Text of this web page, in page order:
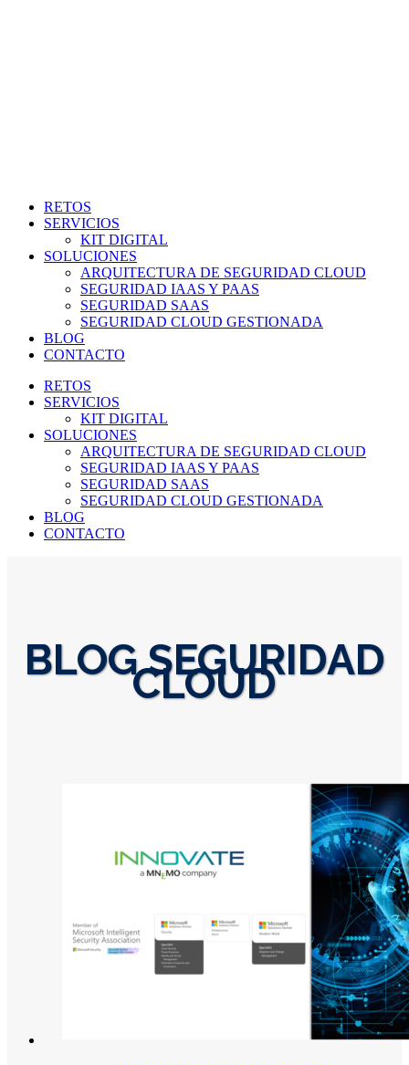
RETOS
SERVICIOS
KIT DIGITAL
SOLUCIONES
ARQUITECTURA DE SEGURIDAD CLOUD
SEGURIDAD IAAS Y PAAS
SEGURIDAD SAAS
SEGURIDAD CLOUD GESTIONADA
BLOG
CONTACTO
RETOS
SERVICIOS
KIT DIGITAL
SOLUCIONES
ARQUITECTURA DE SEGURIDAD CLOUD
SEGURIDAD IAAS Y PAAS
SEGURIDAD SAAS
SEGURIDAD CLOUD GESTIONADA
BLOG
CONTACTO
BLOG SEGURIDAD
CLOUD